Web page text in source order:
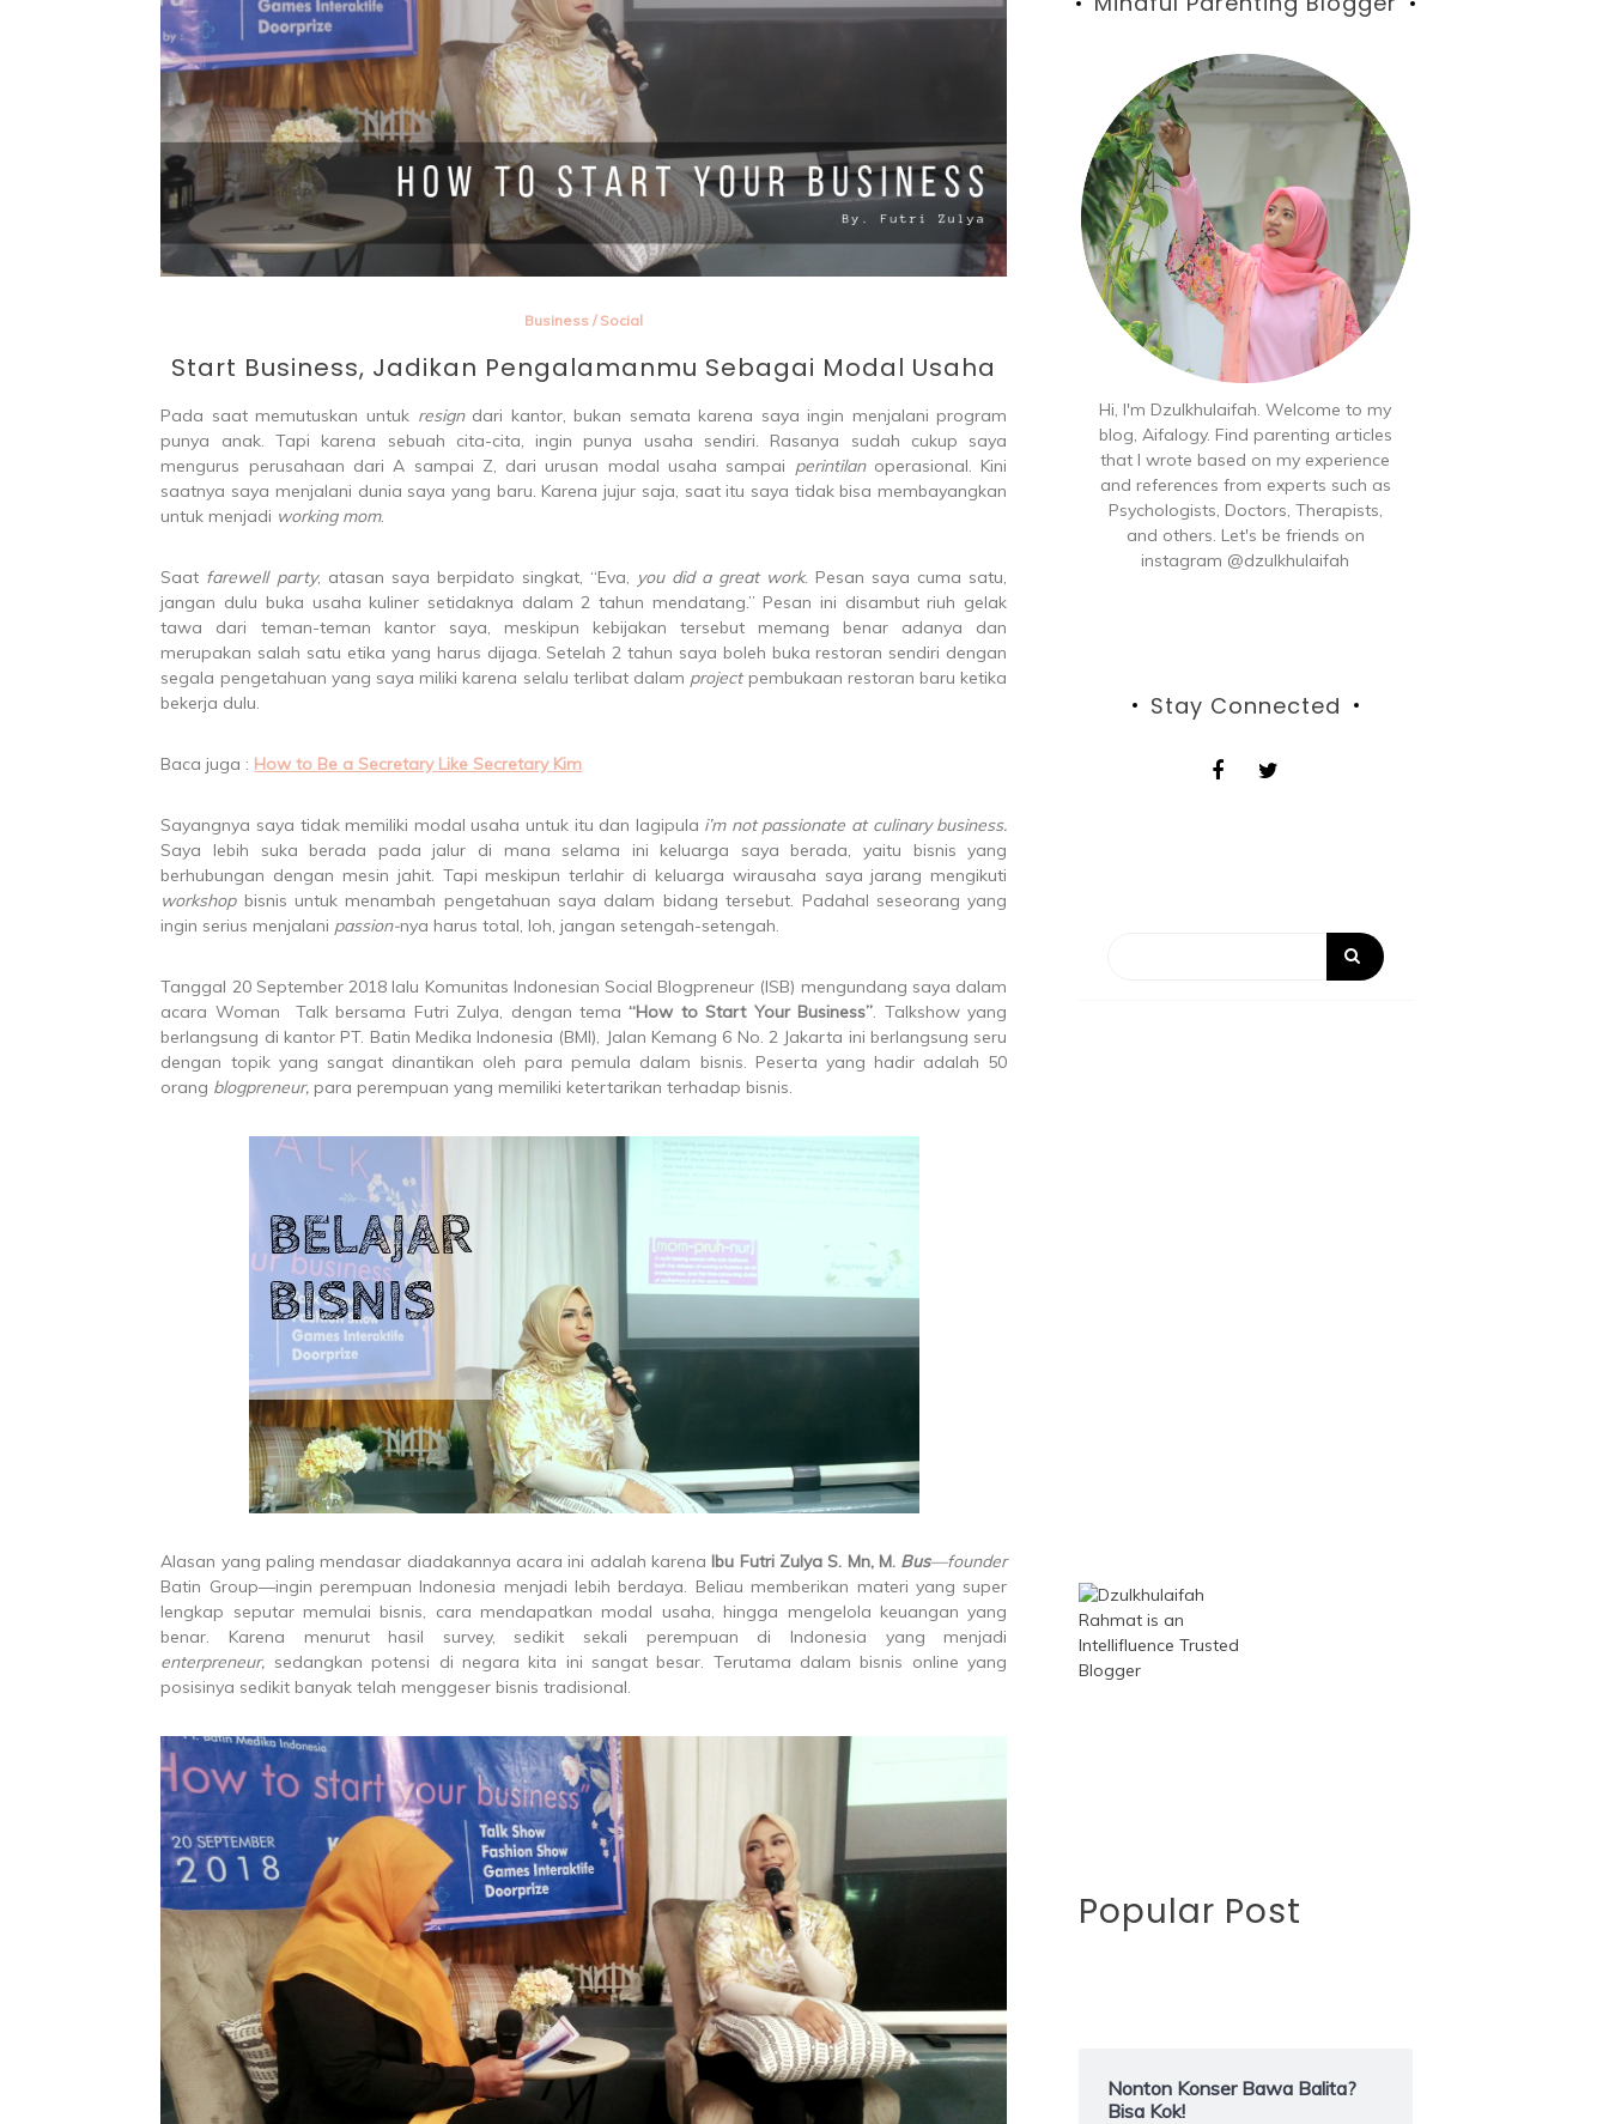
Business / Social
Start Business, Jadikan Pengalamanmu Sebagai Modal Usaha
Pada saat memutuskan untuk resigndari kantor, bukan semata karena saya ingin menjalani program
punya anak. Tapi karena sebuah cita-cita, ingin punya usaha sendiri. Rasanya sudah cukup saya
mengurus perusahaan dari A sampai Z, dari urusan modal usaha sampai perintilanoperasional. Kini
saatnya saya menjalani dunia saya yang baru. Karena jujur saja, saat itu saya tidak bisa membayangkan
untuk menjadi working mom.
Saat farewell party, atasan saya berpidato singkat, “Eva, you did a great work. Pesan saya cuma satu,
jangan dulu buka usaha kuliner setidaknya dalam 2 tahun mendatang.” Pesan ini disambut riuh gelak
tawa dari teman-teman kantor saya, meskipun kebijakan tersebut memang benar adanya dan
merupakan salah satu etika yang harus dijaga. Setelah 2 tahun saya boleh buka restoran sendiri dengan
segala pengetahuan yang saya miliki karena selalu terlibat dalam projectpembukaan restoran baru ketika
bekerja dulu.
Baca juga : How to Be a Secretary Like Secretary Kim
Sayangnya saya tidak memiliki modal usaha untuk itu dan lagipula i’m not passionate at culinary business.
Saya lebih suka berada pada jalur di mana selama ini keluarga saya berada, yaitu bisnis yang
berhubungan dengan mesin jahit. Tapi meskipun terlahir di keluarga wirausaha saya jarang mengikuti
workshopbisnis untuk menambah pengetahuan saya dalam bidang tersebut. Padahal seseorang yang
ingin serius menjalani passion-nya harus total, loh, jangan setengah-setengah.
Tanggal 20 September 2018 lalu Komunitas Indonesian Social Blogpreneur (ISB) mengundang saya dalam
acara Woman Talk bersama Futri Zulya, dengan tema “How to Start Your Business”. Talkshow yang
berlangsung di kantor PT. Batin Medika Indonesia (BMI), Jalan Kemang 6 No. 2 Jakarta ini berlangsung seru
dengan topik yang sangat dinantikan oleh para pemula dalam bisnis. Peserta yang hadir adalah 50
orang blogpreneur, para perempuan yang memiliki ketertarikan terhadap bisnis.
Alasan yang paling mendasar diadakannya acara ini adalah karena Ibu Futri Zulya S. Mn, M. Bus—founder
Batin Group—ingin perempuan Indonesia menjadi lebih berdaya. Beliau memberikan materi yang super
lengkap seputar memulai bisnis, cara mendapatkan modal usaha, hingga mengelola keuangan yang
benar. Karena menurut hasil survey, sedikit sekali perempuan di Indonesia yang menjadi
enterpreneur, sedangkan potensi di negara kita ini sangat besar. Terutama dalam bisnis online yang
posisinya sedikit banyak telah menggeser bisnis tradisional.
Hi, I'm Dzulkhulaifah. Welcome to my
blog, Aifalogy. Find parenting articles
that I wrote based on my experience
and references from experts such as
Psychologists, Doctors, Therapists,
and others. Let's be friends on
instagram @dzulkhulaifah
Stay Connected
Popular Post
Nonton Konser Bawa Balita?
Bisa Kok!